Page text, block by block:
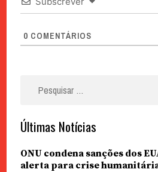
0 COMENTÁRIOS
Últimas Notícias
ONU condena sanções dos
alerta para crise